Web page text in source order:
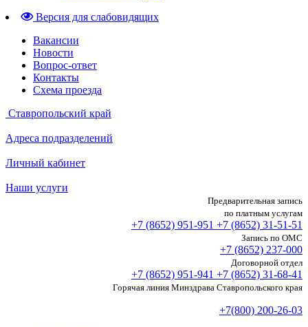
Версия для слабовидящих
Вакансии
Новости
Вопрос-ответ
Контакты
Схема проезда
Ставропольский край
Адреса подразделений
Личный кабинет
Наши услуги
Предварительная запись
по платным услугам
+7 (8652) 951-951 +7 (8652) 31-51-51
Запись по ОМС
+7 (8652) 237-000
Договорной отдел
+7 (8652) 951-941 +7 (8652) 31-68-41
Горячая линия Минздрава Ставропольского края
+7(800) 200-26-03